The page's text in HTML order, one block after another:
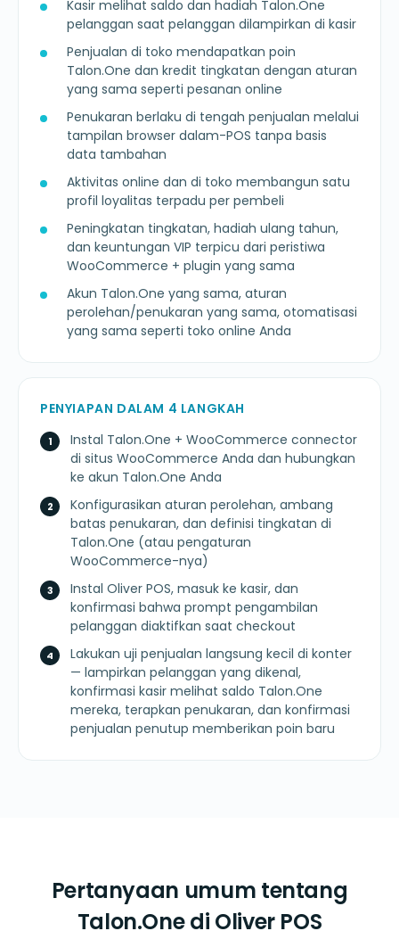
Kasir melihat saldo dan hadiah Talon.One
pelanggan saat pelanggan dilampirkan di kasir
Penjualan di toko mendapatkan poin
Talon.One dan kredit tingkatan dengan aturan
yang sama seperti pesanan online
Penukaran berlaku di tengah penjualan melalui
tampilan browser dalam-POS tanpa basis
data tambahan
Aktivitas online dan di toko membangun satu
profil loyalitas terpadu per pembeli
Peningkatan tingkatan, hadiah ulang tahun,
dan keuntungan VIP terpicu dari peristiwa
WooCommerce + plugin yang sama
Akun Talon.One yang sama, aturan
perolehan/penukaran yang sama, otomatisasi
yang sama seperti toko online Anda
PENYIAPAN DALAM 4 LANGKAH
Instal Talon.One + WooCommerce connector
di situs WooCommerce Anda dan hubungkan
ke akun Talon.One Anda
Konfigurasikan aturan perolehan, ambang
batas penukaran, dan definisi tingkatan di
Talon.One (atau pengaturan
WooCommerce-nya)
Instal Oliver POS, masuk ke kasir, dan
konfirmasi bahwa prompt pengambilan
pelanggan diaktifkan saat checkout
Lakukan uji penjualan langsung kecil di konter
— lampirkan pelanggan yang dikenal,
konfirmasi kasir melihat saldo Talon.One
mereka, terapkan penukaran, dan konfirmasi
penjualan penutup memberikan poin baru
Pertanyaan umum tentang
Talon.One di Oliver POS